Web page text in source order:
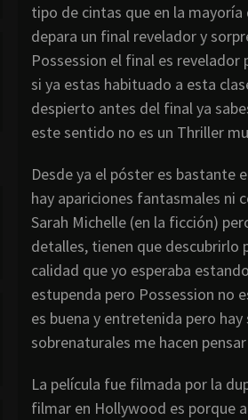
tipo de cintas que en la
depara un final revelador y
Possession el final es
si ya estas habituado a esta
despierto antes del final ya
este sentido no es un Thriller
Desde ya el póster es bastante
hay apariciones fantasmales ni
Sarah Michelle (en la ficción)
detalles, tienen que descubrirlo
calidad que yo esperaba
estupenda pero Possession no
es buena y entretenida pero
sobrenaturales me hacen
La película fue filmada por la
filmar en Hollywood es porque